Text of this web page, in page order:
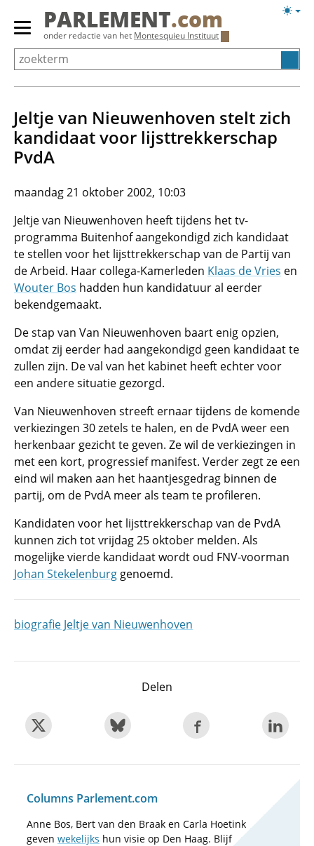
Overslaan
Primair
menu
tonen/verbergen
PARLEMENT.com
onder redactie van het Montesquieu Instituut
Jeltje van Nieuwenhoven stelt zich
kandidaat voor lijsttrekkerschap
PvdA
maandag 21 oktober 2002, 10:03
Jeltje van Nieuwenhoven heeft tijdens het tv-
programma Buitenhof aangekondigd zich kandidaat
te stellen voor het lijsttrekkerschap van de Partij van
de Arbeid. Haar collega-Kamerleden Klaas de Vries en
Wouter Bos hadden hun kandidatuur al eerder
bekendgemaakt.
De stap van Van Nieuwenhoven baart enig opzien,
omdat zij eerder had aangekondigd geen kandidaat te
zullen zijn. De val van het kabinet heeft echter voor
een andere situatie gezorgd.
Van Nieuwenhoven streeft ernaar tijdens de komende
verkiezingen 30 zetels te halen, en de PvdA weer een
herkenbaar gezicht te geven. Ze wil de verkiezingen in
met een kort, progressief manifest. Verder zegt ze een
eind wil maken aan het haantjesgedrag binnen de
partij, om de PvdA meer als team te profileren.
Kandidaten voor het lijsttrekkerschap van de PvdA
kunnen zich tot vrijdag 25 oktober melden. Als
mogelijke vierde kandidaat wordt oud FNV-voorman
Johan Stekelenburg genoemd.
biografie Jeltje van Nieuwenhoven
Delen
Columns Parlement.com
Anne Bos, Bert van den Braak en Carla Hoetink
geven wekelijks hun visie op Den Haag. Blijf